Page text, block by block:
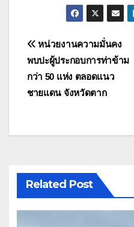
แนะแนว
เรื่อง
หน่วยงานความมั่นคง
พบปะผู้ประกอบการท่าข้าม
กว่า 50 แห่ง ตลอดแนว
ชายแดน จังหวัดตาก
Related Post